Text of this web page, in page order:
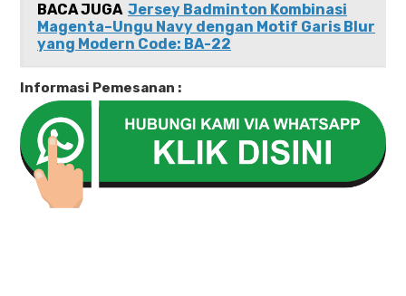
BACA JUGA Jersey Badminton Kombinasi
Magenta–Ungu Navy dengan Motif Garis Blur
yang Modern Code: BA-22
Informasi Pemesanan :